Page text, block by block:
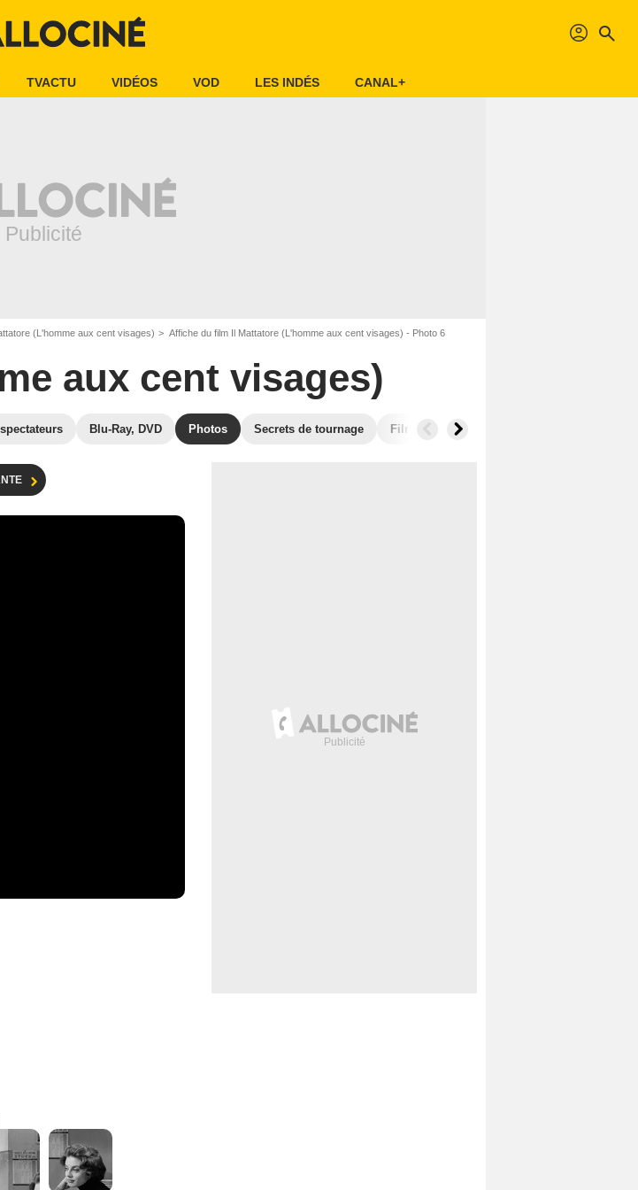
profil search
TVACTU VIDÉOS VOD LES INDÉS CANAL+
(L'homme aux cent visages) Affiche du film Il Mattatore (L'homme aux cent visages) - Photo 6
aux cent visages)
Blu-Ray, DVD Photos Secrets de tournage Films similaires